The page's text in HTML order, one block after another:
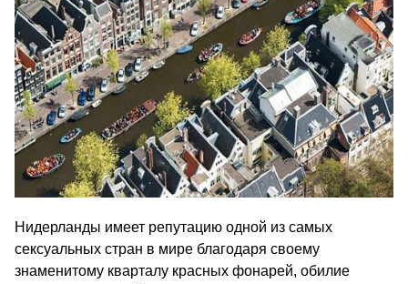
Нидерланды имеет репутацию одной из самых
сексуальных стран в мире благодаря своему
знаменитому кварталу красных фонарей, обилие